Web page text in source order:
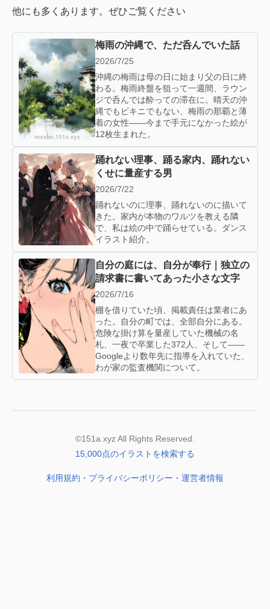
他にも多くあります。ぜひご覧ください
梅雨の沖縄で、ただ呑んでいた話
2026/7/25
沖縄の梅雨は母の日に始まり父の日に終
わる。梅雨終盤を狙って一週間、ラウン
ジで呑んでは酔っての滞在に。晴天の沖
縄でもビキニでもない、梅雨の那覇と薄
着の女性——今まで手元になかった絵が
12枚生まれた。
踊れない理事、踊る家内、踊れない
くせに量産する男
2026/7/22
踊れないのに理事、踊れないのに描いて
きた。家内が本物のワルツを教える隣
で、私は絵の中で踊らせている。ダンス
イラスト紹介。
自分の庭には、自分が奉行｜独立の
請求書に書いてあった小さな文字
2026/7/16
棚を借りていた頃、掲載責任は業者にあ
った。自分の町では、全部自分にある。
危険な掛け算を量産していた機械の名
札、一夜で卒業した372人、そして——
Googleより数年先に指導を入れていた、
わが家の監査機関について。
©151a.xyz All Rights Reserved.
15,000点のイラストを検索する
利用規約・プライバシーポリシー・運営者情報